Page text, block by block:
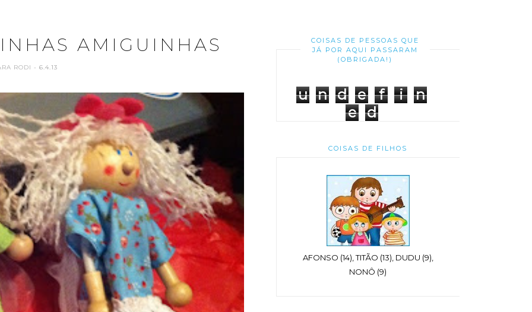
AMIGUINHAS
RODI - 6.4.13
COISAS DE PESSOAS QUE
JÁ POR AQUI PASSARAM
(OBRIGADA!)
u n d e f i
n
e
d
COISAS DE FILHOS
AFONSO (14), TITÃO (13), DUDU (9),
NONÔ (9)